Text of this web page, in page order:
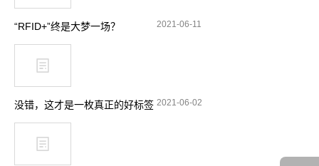
“RFID+”终是大梦一场？ 2021-06-11
没错，这才是一枚真正的好标签 2021-06-02